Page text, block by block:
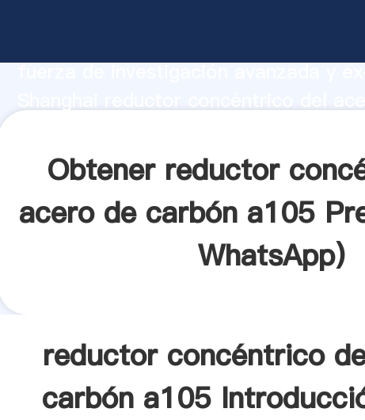
los clientes.
Obtener reductor
acero de carbón a105
WhatsApp)
reductor concéntrico
carbón a105